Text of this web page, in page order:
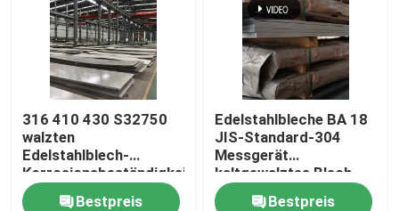
316 410 430 S32750
walzten
Edelstahlblech-
Korrosionsbeständigkeit
kalt
Bestpreis
Edelstahlbleche BA 18
JIS-Standard-304
Messgerät
kaltgewalztes Blech
Bestpreis